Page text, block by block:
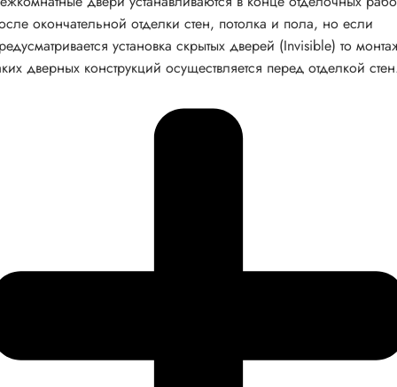
окончательной отделки стен, потолка и пола, но если
установка скрытых дверей (Invisible) то
дверных конструкций осуществляется перед отделкой